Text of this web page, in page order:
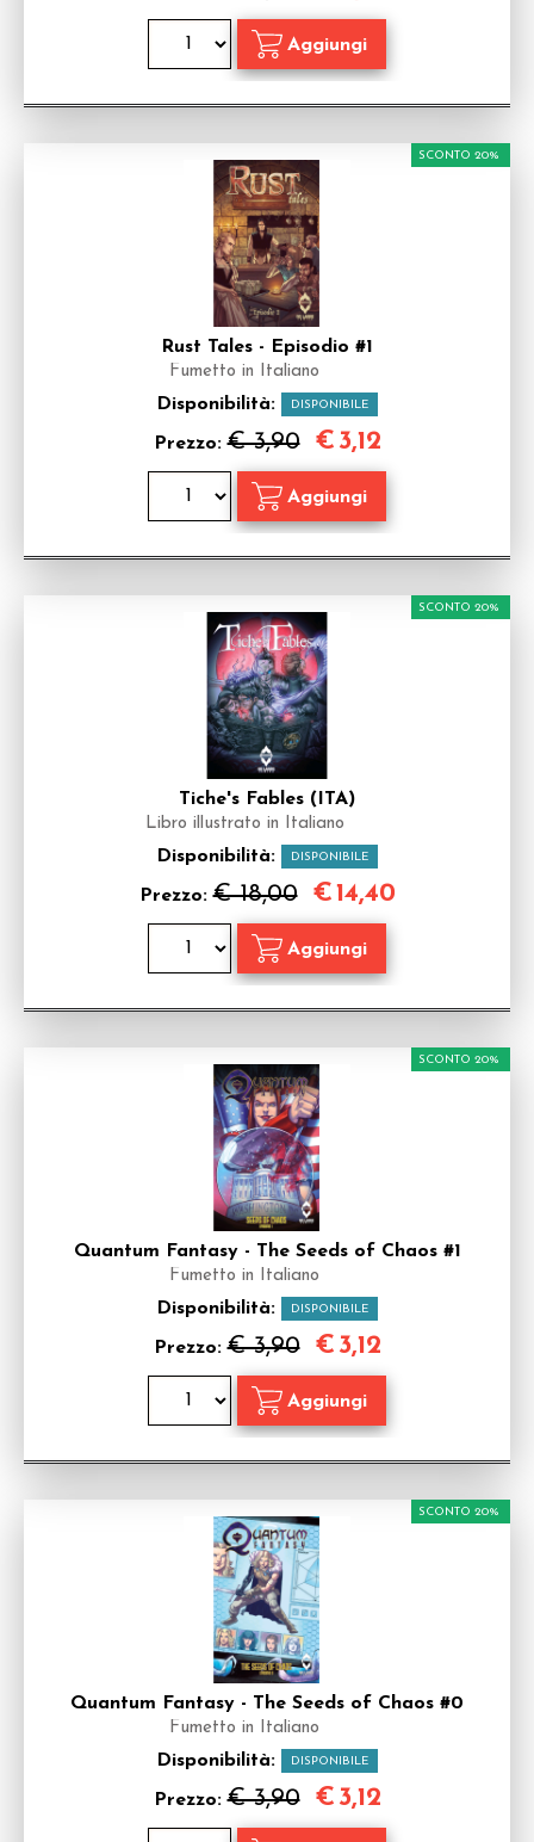
Rust Tales - Episodio #1
Fumetto in Italiano
Disponibilità: DISPONIBILE
Prezzo:€ 3,90
SCONTO 20%
€ 3,12
Tiche's Fables (ITA)
Libro illustrato in Italiano
Disponibilità: DISPONIBILE
Prezzo:€ 18,00
SCONTO 20%
€14,40
Quantum Fantasy - The Seeds of Chaos #1
Fumetto in Italiano
Disponibilità: DISPONIBILE
Prezzo:€ 3,90
SCONTO 20%
€ 3,12
Quantum Fantasy - The Seeds of Chaos #0
Fumetto in Italiano
Disponibilità: DISPONIBILE
Prezzo:€ 3,90
SCONTO 20%
€ 3,12